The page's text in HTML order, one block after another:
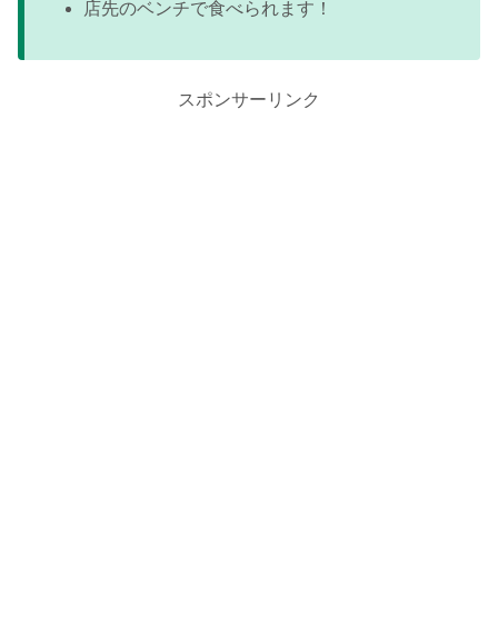
店先のベンチで食べられます！
スポンサーリンク